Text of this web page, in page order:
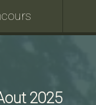
2025